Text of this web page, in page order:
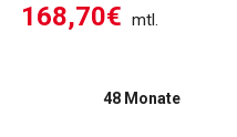
168,70€ mtl.
48 Monate